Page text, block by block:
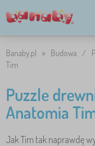
Banaby.pl » Budowa /
Tim
Puzzle
Anatomia
Jak Tim tak naprawdę